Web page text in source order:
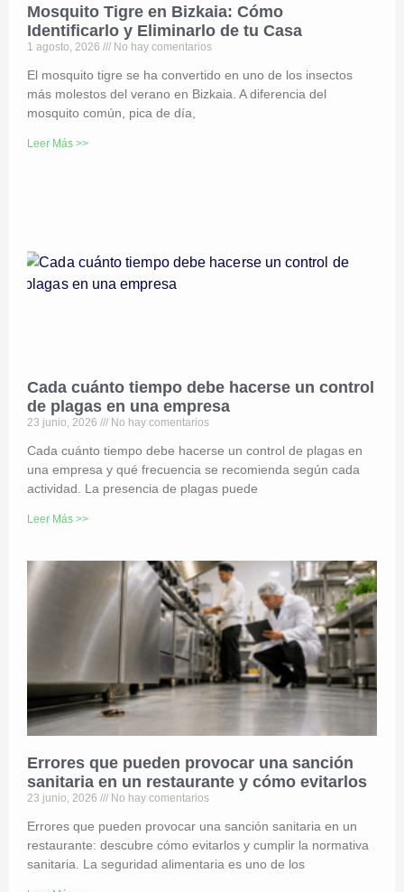
Mosquito Tigre en Bizkaia: Cómo
Identificarlo y Eliminarlo de tu Casa
1 agosto, 2026 No hay comentarios
El mosquito tigre se ha convertido en uno de los insectos
más molestos del verano en Bizkaia. A diferencia del
mosquito común, pica de día,
Leer Más >>
Cada cuánto tiempo debe hacerse un control
de plagas en una empresa
23 junio, 2026 No hay comentarios
Cada cuánto tiempo debe hacerse un control de plagas en
una empresa y qué frecuencia se recomienda según cada
actividad. La presencia de plagas puede
Leer Más >>
Errores que pueden provocar una sanción
sanitaria en un restaurante y cómo evitarlos
23 junio, 2026 No hay comentarios
Errores que pueden provocar una sanción sanitaria en un
restaurante: descubre cómo evitarlos y cumplir la normativa
sanitaria. La seguridad alimentaria es uno de los